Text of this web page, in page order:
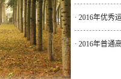
· 2016年优秀
· 2016年普通